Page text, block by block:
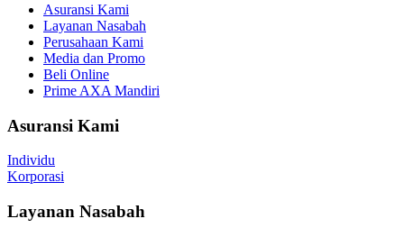
Asuransi Kami
Layanan Nasabah
Perusahaan Kami
Media dan Promo
Beli Online
Prime AXA Mandiri
Asuransi Kami
Individu
Korporasi
Layanan Nasabah